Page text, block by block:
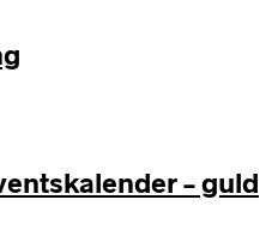
– guld